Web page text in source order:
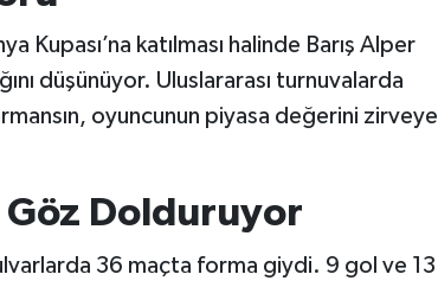
Kupası’na katılması halinde Barış Alper
düşünüyor. Uluslararası turnuvalarda
oyuncunun piyasa değerini zirveye
Göz Dolduruyor
36 maçta forma giydi. 9 gol ve 13